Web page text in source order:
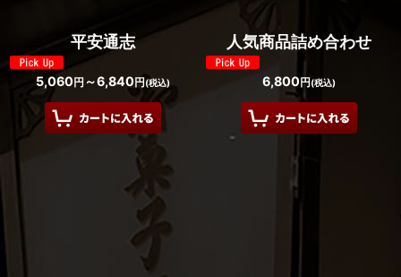
平安通志
5,060円～6,840円(税込)
人気商品詰め合わせ
6,800円(税込)